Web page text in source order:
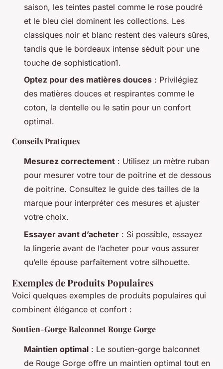
saison, les teintes pastel comme le rose poudré
et le bleu ciel dominent les collections. Les
classiques noir et blanc restent des valeurs sûres,
tandis que le bordeaux intense séduit pour une
touche de sophistication1.
Optez pour des matières douces : Privilégiez
des matières douces et respirantes comme le
coton, la dentelle ou le satin pour un confort
optimal.
Conseils Pratiques
Mesurez correctement : Utilisez un mètre ruban
pour mesurer votre tour de poitrine et de dessous
de poitrine. Consultez le guide des tailles de la
marque pour interpréter ces mesures et ajuster
votre choix.
Essayer avant d’acheter : Si possible, essayez
la lingerie avant de l’acheter pour vous assurer
qu’elle épouse parfaitement votre silhouette.
Exemples de Produits Populaires
Voici quelques exemples de produits populaires qui
combinent élégance et confort :
Soutien-Gorge Balconnet Rouge Gorge
Maintien optimal : Le soutien-gorge balconnet
de Rouge Gorge offre un maintien optimal tout en